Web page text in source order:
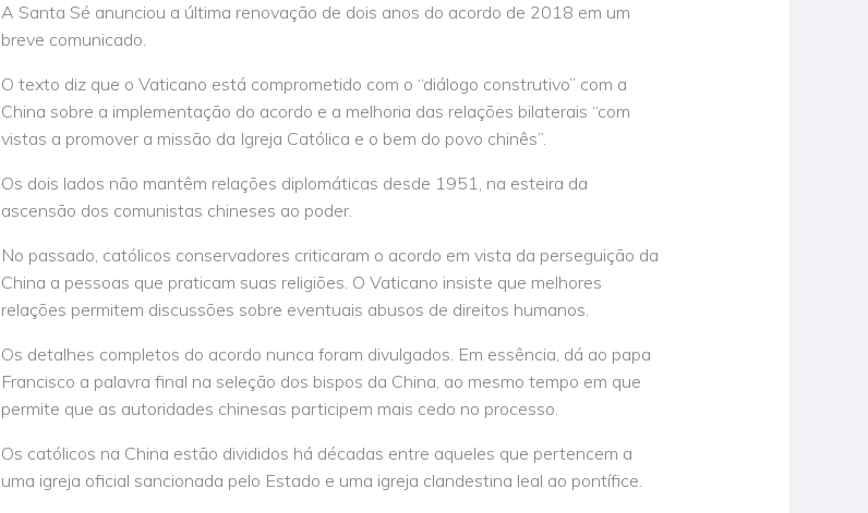
A Santa Sé anunciou a última renovação de dois anos do acordo de 2018 em um
breve comunicado.
O texto diz que o Vaticano está comprometido com o “diálogo construtivo” com a
China sobre a implementação do acordo e a melhoria das relações bilaterais “com
vistas a promover a missão da Igreja Católica e o bem do povo chinês”.
Os dois lados não mantêm relações diplomáticas desde 1951, na esteira da
ascensão dos comunistas chineses ao poder.
No passado, católicos conservadores criticaram o acordo em vista da perseguição da
China a pessoas que praticam suas religiões. O Vaticano insiste que melhores
relações permitem discussões sobre eventuais abusos de direitos humanos.
Os detalhes completos do acordo nunca foram divulgados. Em essência, dá ao papa
Francisco a palavra final na seleção dos bispos da China, ao mesmo tempo em que
permite que as autoridades chinesas participem mais cedo no processo.
Os católicos na China estão divididos há décadas entre aqueles que pertencem a
uma igreja oficial sancionada pelo Estado e uma igreja clandestina leal ao pontífice.